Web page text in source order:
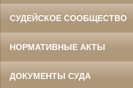
СУДЕЙСКОЕ СООБЩЕСТВО
НОРМАТИВНЫЕ АКТЫ
ДОКУМЕНТЫ СУДА